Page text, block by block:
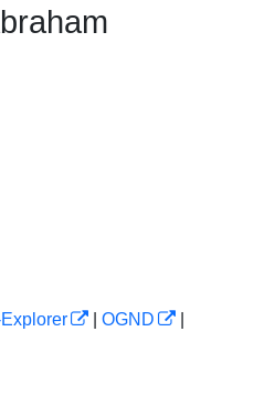
OGND